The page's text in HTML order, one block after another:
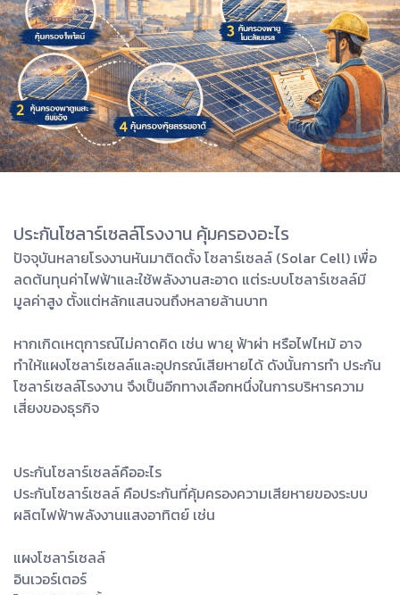
ประกันโซลาร์เซลล์โรงงาน คุ้มครองอะไร
ปัจจุบันหลายโรงงานหันมาติดตั้ง โซลาร์เซลล์ (Solar Cell) เพื่อ
ลดต้นทุนค่าไฟฟ้าและใช้พลังงานสะอาด แต่ระบบโซลาร์เซลล์มี
มูลค่าสูง ตั้งแต่หลักแสนจนถึงหลายล้านบาท
หากเกิดเหตุการณ์ไม่คาดคิด เช่น พายุ ฟ้าผ่า หรือไฟไหม้ อาจ
ทำให้แผงโซลาร์เซลล์และอุปกรณ์เสียหายได้ ดังนั้นการทำ ประกัน
โซลาร์เซลล์โรงงาน จึงเป็นอีกทางเลือกหนึ่งในการบริหารความ
เสี่ยงของธุรกิจ
ประกันโซลาร์เซลล์คืออะไร
ประกันโซลาร์เซลล์ คือประกันที่คุ้มครองความเสียหายของระบบ
ผลิตไฟฟ้าพลังงานแสงอาทิตย์ เช่น
แผงโซลาร์เซลล์
อินเวอร์เตอร์